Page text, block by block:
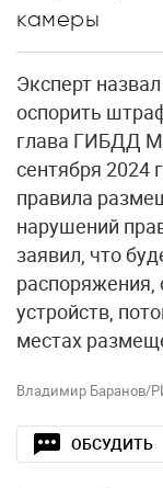
камеры
Эксперт
оспорить
глава ГИБДД
сентября 2024
правила
нарушений
заявил, что
распоряжения,
устройств,
местах
Владимир Баранов/
ОБСУДИТЬ